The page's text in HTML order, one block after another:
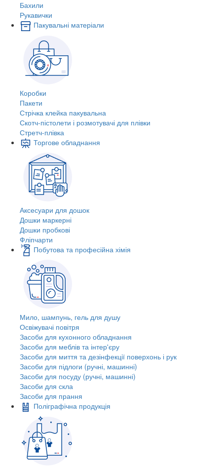
Бахили
Рукавички
Пакувальні матеріали
Коробки
Пакети
Стрічка клейка пакувальна
Скотч-пістолети і розмотувачі для плівки
Стретч-плівка
Торгове обладнання
Аксесуари для дошок
Дошки маркерні
Дошки пробкові
Фліпчарти
Побутова та професійна хімія
Мило, шампунь, гель для душу
Освіжувачі повітря
Засоби для кухонного обладнання
Засоби для меблів та інтер'єру
Засоби для миття та дезінфекції поверхонь і рук
Засоби для підлоги (ручні, машинні)
Засоби для посуду (ручні, машинні)
Засоби для скла
Засоби для прання
Поліграфічна продукція